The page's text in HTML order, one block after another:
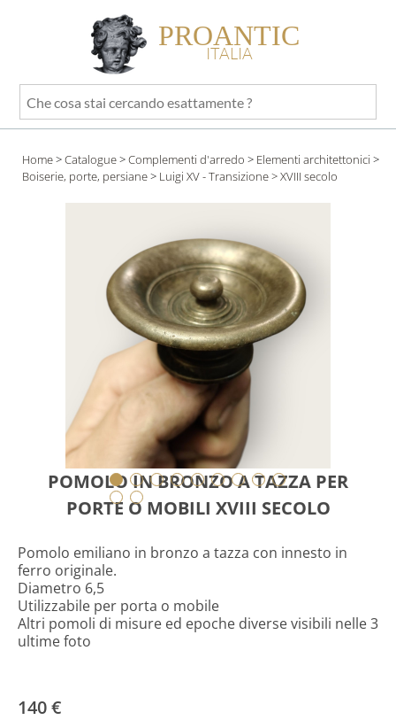
PROANTIC
ITALIA
Che
cosa
cercando
esattamente
Home>Catalogue>Complementi d'arredo > Elementi architettonici >
Boiserie, porte, persiane> Luigi XV - Transizione> XVIII secolo
POMOLO IN BRONZO A TAZZA PER
PORTE O MOBILI XVIII SECOLO
Pomolo emiliano in bronzo a tazza con innesto in
ferro originale.
Diametro 6,5
Utilizzabile per porta o mobile
Altri pomoli di misure ed epoche diverse visibili nelle 3
ultime foto
140 €